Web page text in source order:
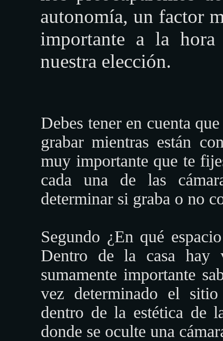
autonomía, un factor
importante a la hora
nuestra elección.
Debes tener en cuenta
grabar mientras están
muy importante que te
cada una de las
determinar si graba o no
Segundo ¿En qué
Dentro de la casa hay
sumamente importante
vez determinado el
dentro de la estética de
donde se oculte una